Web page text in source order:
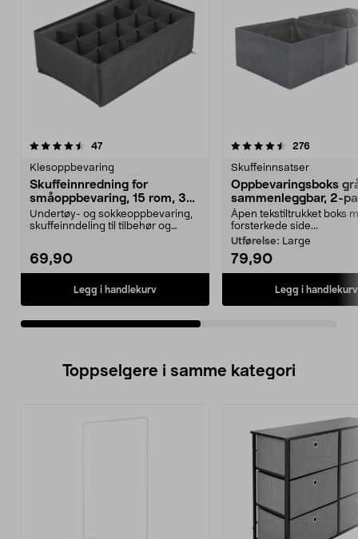
47anmeldelser
Klesoppbevaring
Skuffeinnredning for
småoppbevaring, 15 rom, 34
x 22 x 10 cm
Undertøy- og sokkeoppbevaring,
skuffeinndeling til tilbehør og
69,90
Legg i handlekurv
4.5av 5 stjerner 276
Skuffeinnsatser
Oppbevaringsboks
sammenleggbar, 2-
Åpen tekstiltrukket boks
forsterkede side...
Utførelse: Large
79,90
Legg i handlekurv
4.5av 5 stjerner
Toppselgere i samme kategori